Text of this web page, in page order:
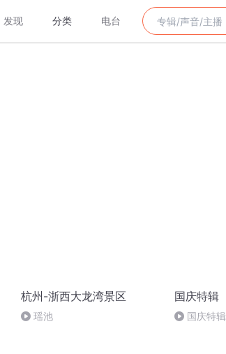
发现 分类 电台
杭州-浙西大龙湾景区
瑶池
国庆特辑
国庆特